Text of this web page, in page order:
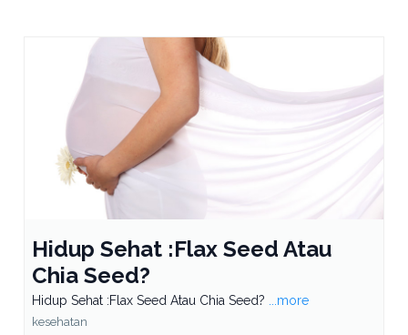
Hidup Sehat :Flax Seed Atau
Chia Seed?
Hidup Sehat :Flax Seed Atau Chia Seed? ...more
kesehatan